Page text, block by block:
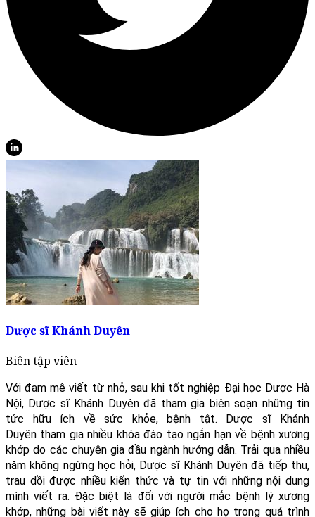
Dược sĩ Khánh Duyên
Biên tập viên
Với đam mê viết từ nhỏ, sau khi tốt nghiệp Đại học Dược Hà
Nội, Dược sĩ Khánh Duyên đã tham gia biên soạn những tin
tức hữu ích về sức khỏe, bệnh tật. Dược sĩ Khánh
Duyên tham gia nhiều khóa đào tạo ngắn hạn về bệnh xương
khớp do các chuyên gia đầu ngành hướng dẫn. Trải qua nhiều
năm không ngừng học hỏi, Dược sĩ Khánh Duyên đã tiếp thu,
trau dồi được nhiều kiến thức và tự tin với những nội dung
mình viết ra. Đặc biệt là đối với người mắc bệnh lý xương
khớp, những bài viết này sẽ giúp ích cho họ trong quá trình